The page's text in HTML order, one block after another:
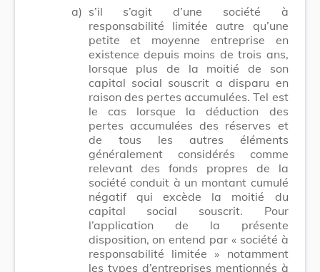
a) s’il s’agit d’une société à
responsabilité limitée autre qu’une
petite et moyenne entreprise en
existence depuis moins de trois ans,
lorsque plus de la moitié de son
capital social souscrit a disparu en
raison des pertes accumulées. Tel est
le cas lorsque la déduction des
pertes accumulées des réserves et
de tous les autres éléments
généralement considérés comme
relevant des fonds propres de la
société conduit à un montant cumulé
négatif qui excède la moitié du
capital social souscrit. Pour
l’application de la présente
disposition, on entend par « société à
responsabilité limitée » notamment
les types d’entreprises mentionnés à